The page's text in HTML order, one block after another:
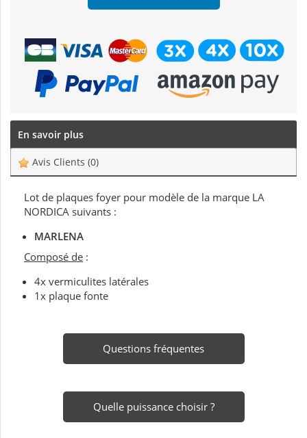
En savoir plus
Avis Clients (0)
Lot de plaques foyer pour modèle de la marque LA
NORDICA suivants :
MARLENA
Composé de :
4x vermiculites latérales
1x plaque fonte
Questions fréquentes
Quelle puissance choisir ?